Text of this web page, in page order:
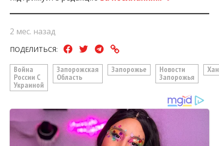
2 мес. назад
ПОДЕЛИТЬСЯ:
Война
России С
Украиной
Запорожская
Область
Запорожье
Новости
Запорожья